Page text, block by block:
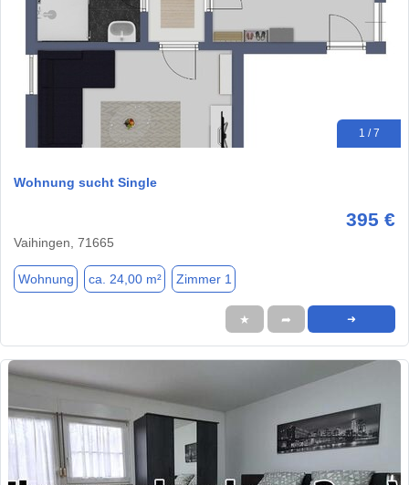
1 / 7
Wohnung sucht Single
395 €
Vaihingen, 71665
Wohnung ca. 24,00 m² Zimmer 1
★ ➦ ➜